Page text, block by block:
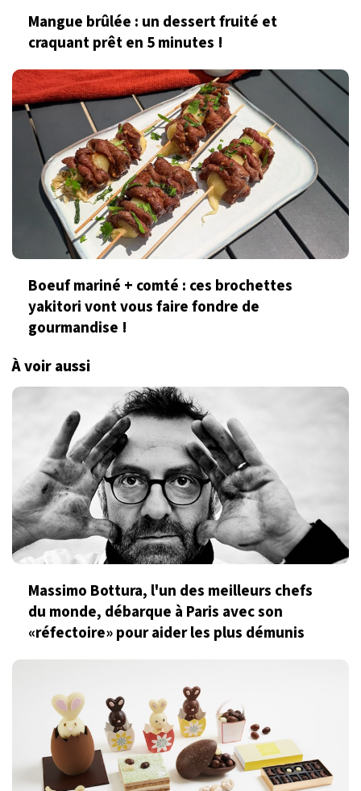
Mangue brûlée : un dessert fruité et
craquant prêt en 5 minutes !
Boeuf mariné + comté : ces brochettes
yakitori vont vous faire fondre de
gourmandise !
À voir aussi
Massimo Bottura, l'un des meilleurs chefs
du monde, débarque à Paris avec son
«réfectoire» pour aider les plus démunis